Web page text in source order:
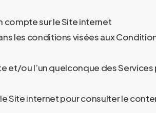
compte sur le Site internet
les conditions visées aux
et/ou l’un quelconque des
Site internet pour consulter le